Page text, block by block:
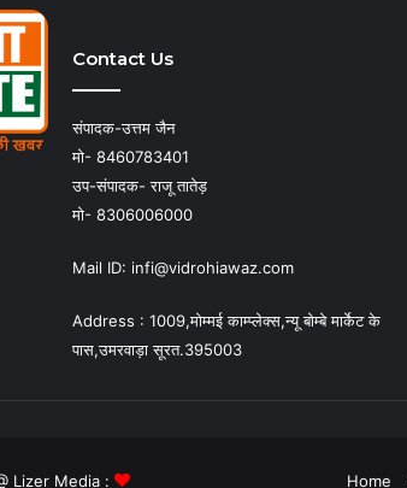
Contact Us
संपादक-उत्तम जैन
मो- 8460783401
उप-संपादक- राजू तातेड़
मो- 8306006000
Mail ID: infi@vidrohiawaz.com
Address : 1009,मोम्मई काम्प्लेक्स,न्यू बोम्बे मार्केट के
पास,उमरवाड़ा सूरत.395003
Lizer Media : Home